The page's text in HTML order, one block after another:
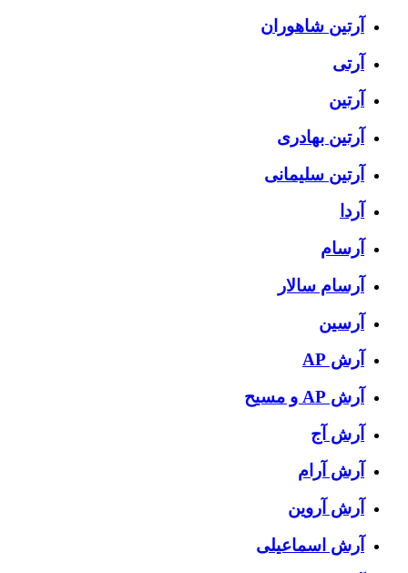
آرتين شاهوران
آرتی
آرتین
آرتین بهادری
آرتین سلیمانی
آردا
آرسام
آرسام سالار
آرسین
آرش AP
آرش AP و مسیح
آرش آج
آرش آرام
آرش آروین
آرش اسماعیلی